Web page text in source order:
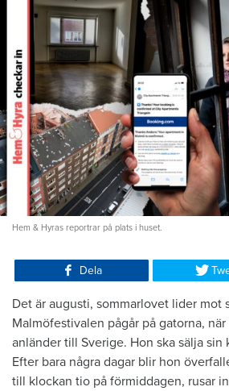
Hem & Hyras reportrar på plats i huset.
Dela
Det är augusti, sommarlovet lider mot
Malmöfestivalen pågår på gatorna,
anländer till Sverige. Hon ska sälja sin
Efter bara några dagar blir hon
till klockan tio på förmiddagen, rusar